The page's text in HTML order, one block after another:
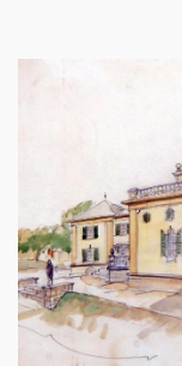
Image